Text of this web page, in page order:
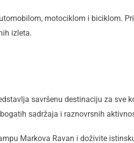
motociklom i biciklom.
izleta.
savršenu destinaciju za sve
sadržaja i raznovrsnih
Markova Ravan i doživite